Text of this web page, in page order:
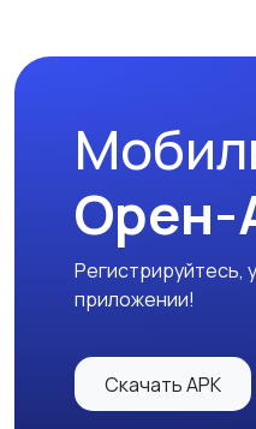
Орен-
Регистрируйтесь,
приложении!
Скачать APK